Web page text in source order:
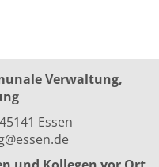
Verwaltung,
Essen